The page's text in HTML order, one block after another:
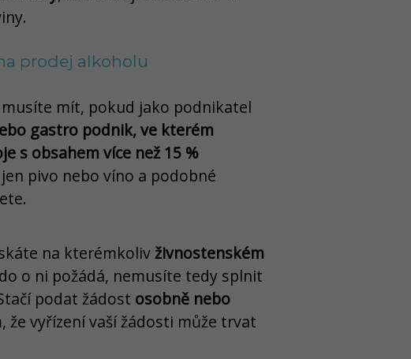
prodej alkoholu
mít, pokud jako podnikatel
gastro podnik, ve kterém
s obsahem více než 15 %
pivo nebo víno a podobné
na kterémkolivživnostenském
o ni požádá, nemusíte tedy splnit
podat žádost osobně nebo
že vyřízení vaší žádosti může trvat